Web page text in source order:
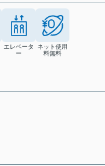
エレベータ
ー
ネット使用
料無料